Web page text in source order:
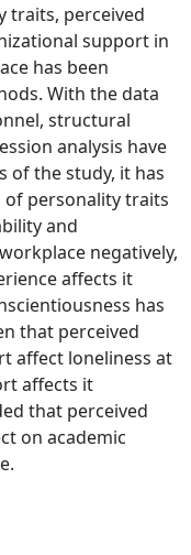
traits, perceived
support in
has been
With the data
structural
analysis have
of the study, it has
personality traits
and
negatively,
affects it
has
that perceived
affect loneliness at
affects it
that perceived
on academic